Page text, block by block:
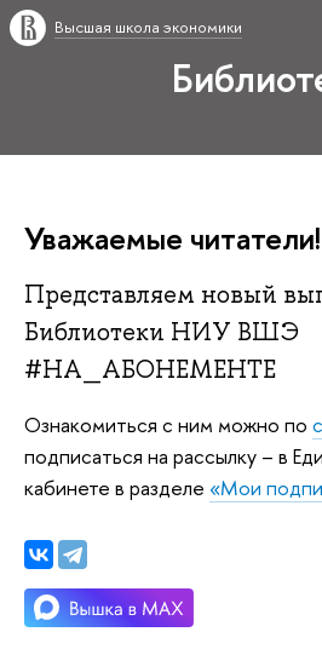
Высшая школа экономики
Уважаемые читатели!
Представляем новый
Библиотеки НИУ ВШЭ
#НА_АБОНЕМЕНТЕ
Ознакомиться с ним можно по
подписаться на рассылку – в
кабинете в разделе «Мои